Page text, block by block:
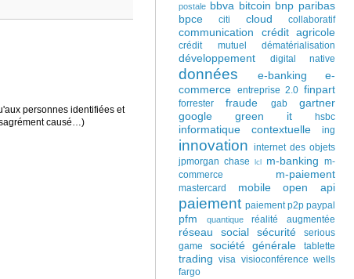
personnes identifiées et
causé…)
postale bbva bitcoin bnp paribas
bpce
citi cloud collaboratif
communication crédit agricole
crédit mutuel dématérialisation
développement digital native
données e-banking
e-
commerce entreprise 2.0 finpart
forrester fraude gab
gartner
google
green it hsbc
informatique contextuelle ing
innovation internet des objets
jpmorgan chase
lcl m-banking m-
commerce
m-paiement
mastercard mobile open api
paiement paiement p2p paypal
pfm quantique réalité augmentée
réseau social sécurité
serious
game
société générale tablette
trading visa visioconférence wells
fargo